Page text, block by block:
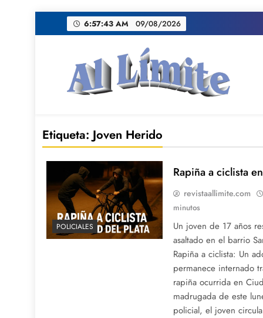
al
6:57:44 AM 09/08/2026
Etiqueta:Joven Herido
POLICIALES
Rapiña a ciclista
revistaallimite.com
minutos
Un joven de 17 años
asaltado en el barrio
Rapiña a ciclista: Un
permanece internado
rapiña ocurrida en
madrugada de este
policial, el joven